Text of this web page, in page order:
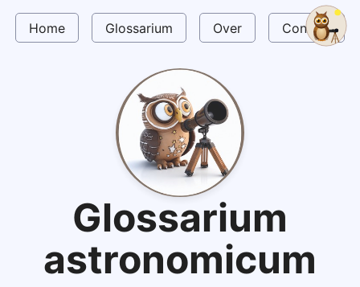
Home Glossarium Over Contact
Glossarium
astronomicum